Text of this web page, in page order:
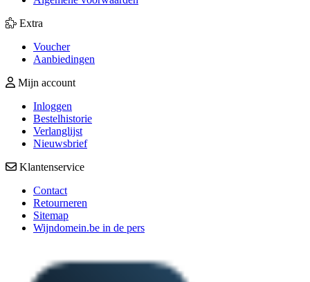
Extra
Voucher
Aanbiedingen
Mijn account
Inloggen
Bestelhistorie
Verlanglijst
Nieuwsbrief
Klantenservice
Contact
Retourneren
Sitemap
Wijndomein.be in de pers